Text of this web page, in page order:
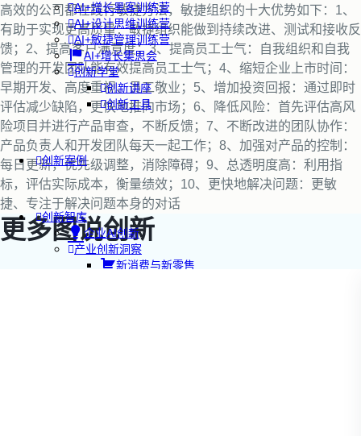
AI+增长黑客训练营
AI+设计思维训练营
AI+敏捷管理训练营
AI+增长集思会
创新学堂
创新讲座
创新工具
创新案例
创新智库
企业AI创新
产业创新洞察
新消费与新零售
高效的公司都在践行敏捷方法，敏捷组织的十大优势如下：1、
有助于实现更高质量：敏捷组织能做到持续改进、测试和接收反
馈；2、提高客户满意度；3、提高员工士气：自我组织和自我
管理的开发团队能有效提高员工士气；4、缩短企业上市时间：
早期开发、高度重视、员工敬业；5、增加投资回报：通过即时
评估减少缺陷，更快地推向市场；6、降低风险：首先评估高风
险项目并进行产品审查，不断反馈；7、不断改进的团队协作：
产品负责人和开发团队每天一起工作；8、加强对产品的控制：
每日更新，优先级调整，消除障碍；9、总透明度高：利用指
标，评估实际成本，衡量绩效；10、更快地解决问题：更敏
捷、专注于解决问题本身的对话
更多图说创新